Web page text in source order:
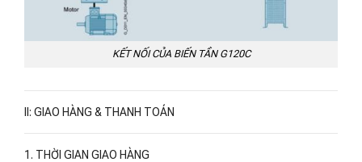
KẾT NỐI CỦA BIẾN TẦN G120C
II: GIAO HÀNG & THANH TOÁN
1. THỜI GIAN GIAO HÀNG